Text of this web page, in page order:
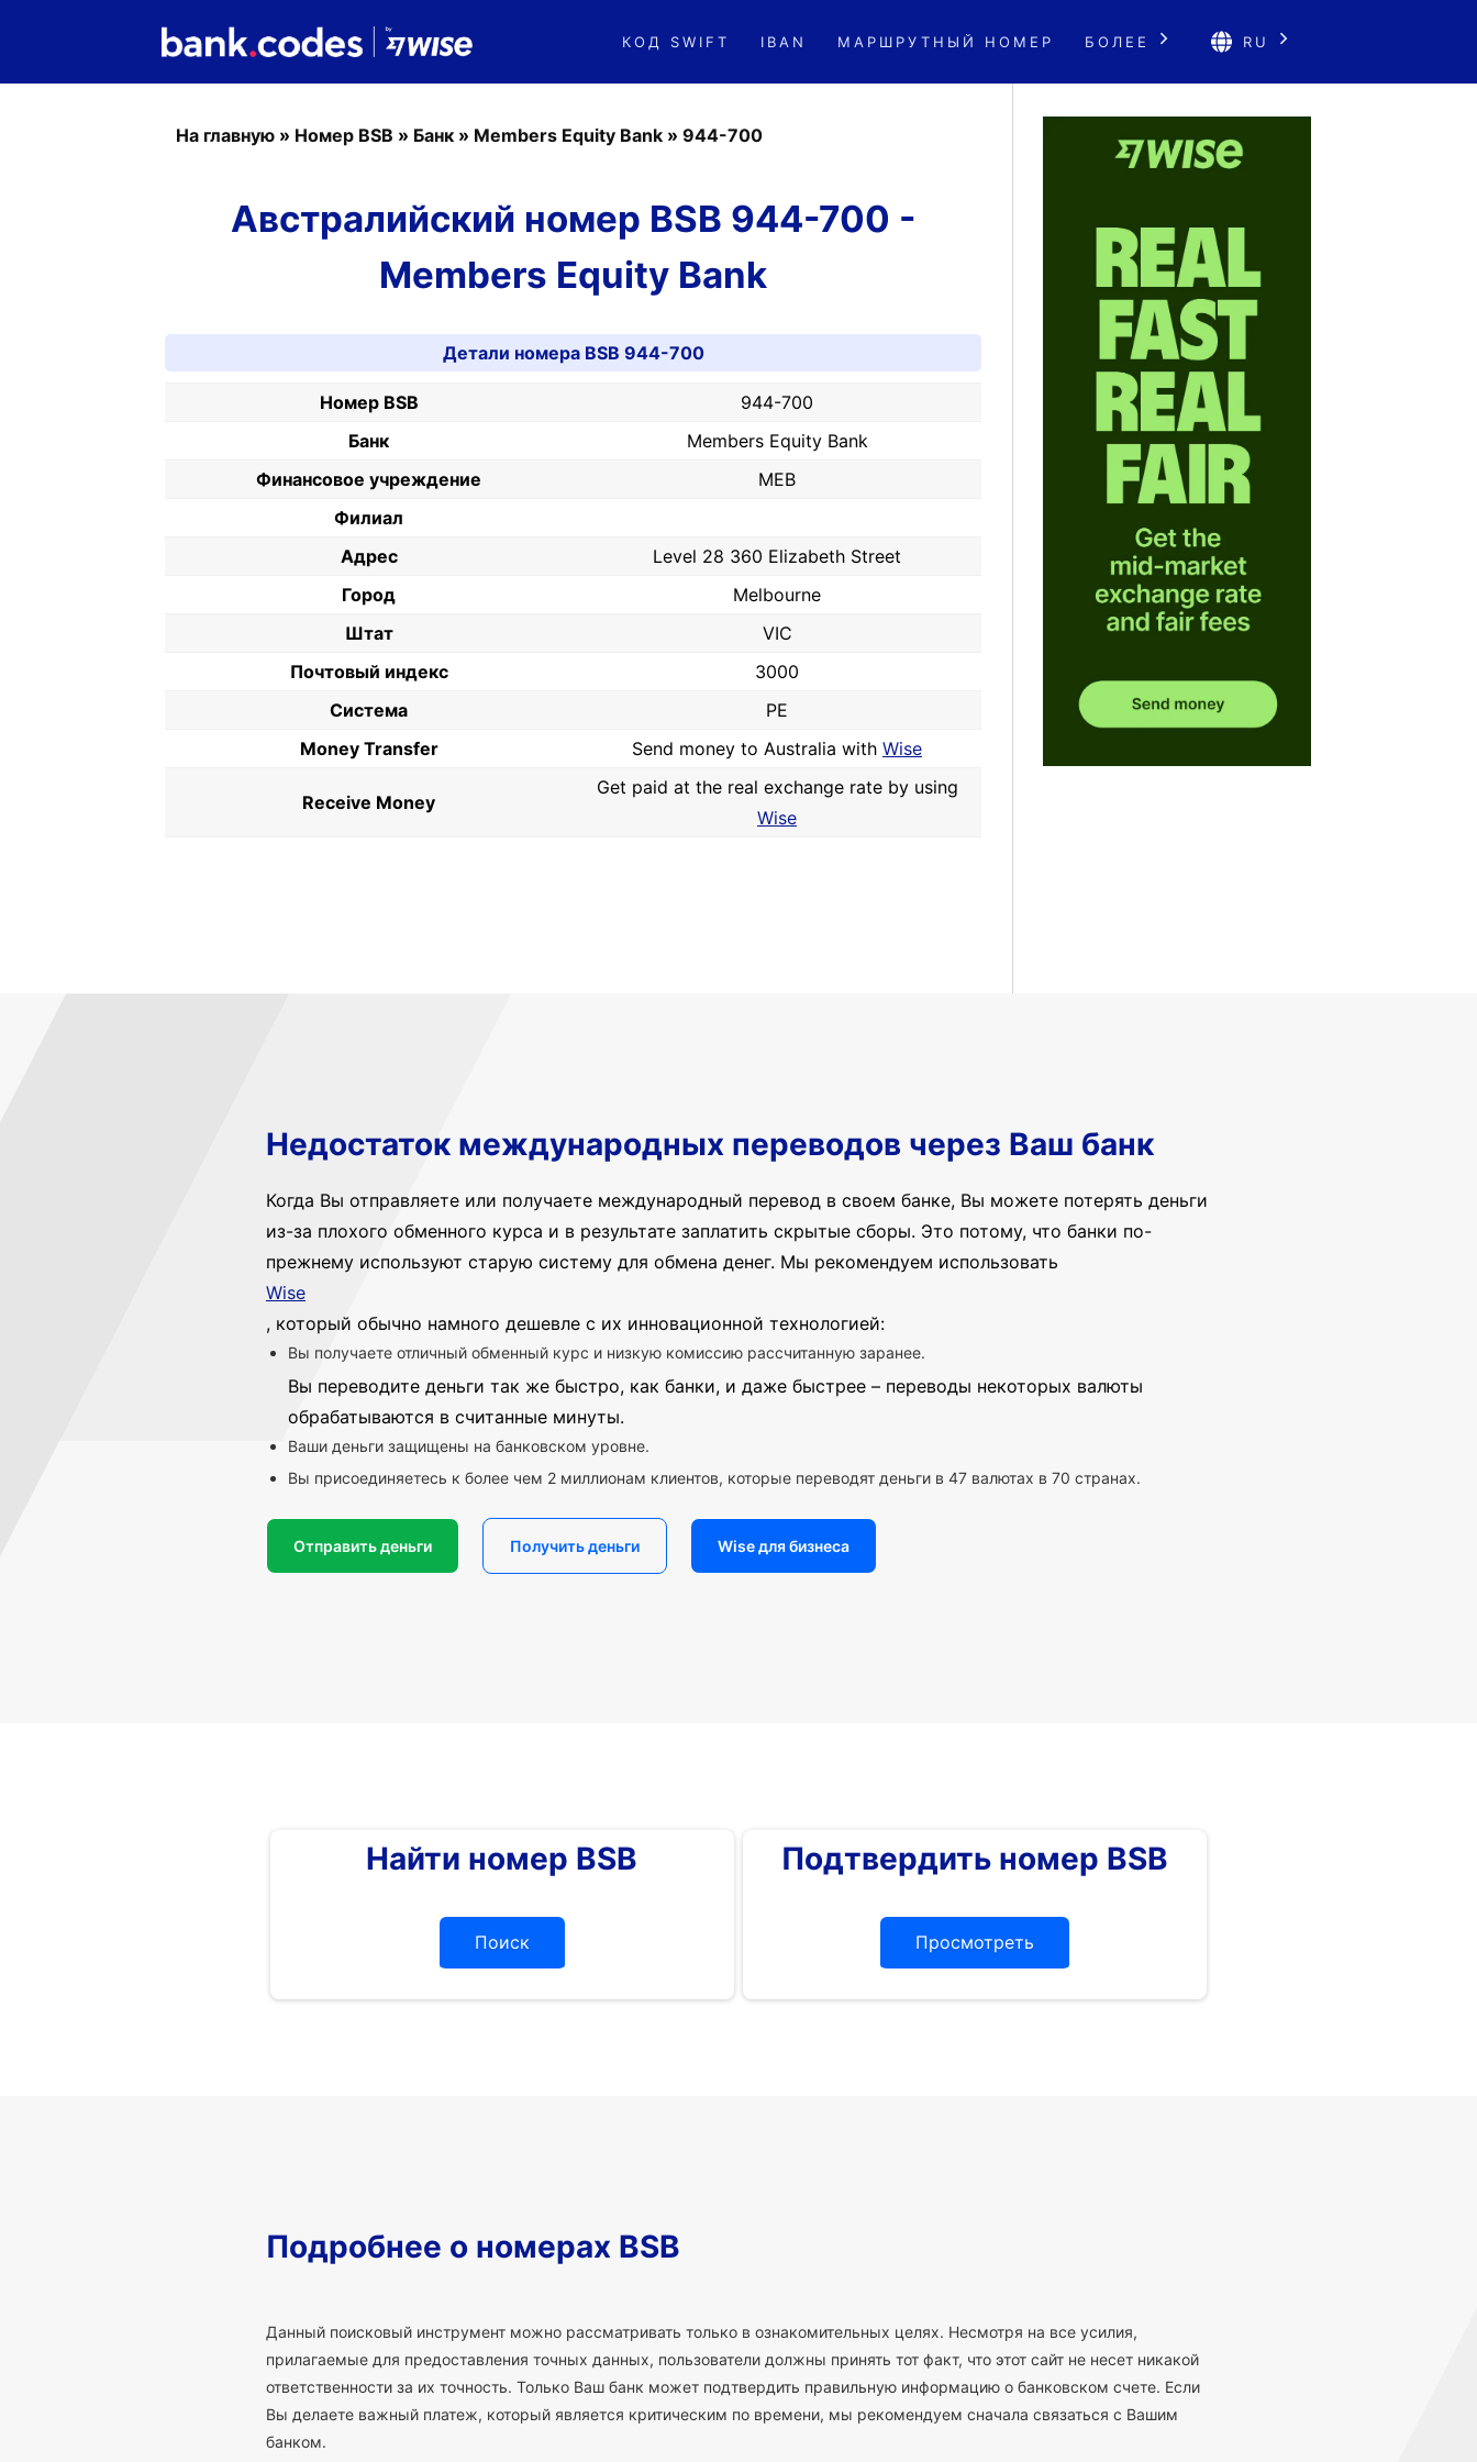
КОД SWIFT IBAN МАРШРУТНЫЙ НОМЕР БОЛЕЕ RU
На главную » Номер BSB » Банк » Members Equity Bank » 944-700
Австралийский номер BSB 944-700 -
Members Equity Bank
Детали номера BSB 944-700
Номер BSB
944-700
Банк
Members Equity Bank
Финансовое учреждение
MEB
Филиал
Адрес
Level 28 360 Elizabeth Street
Город
Melbourne
Штат
VIC
Почтовый индекс
3000
Система
PE
Money Transfer
Send money to Australia with Wise
Receive Money
Get paid at the real exchange rate by using
Wise
Недостаток международных переводов через Ваш банк
Когда Вы отправляете или получаете международный перевод в своем банке, Вы можете потерять деньги
из-за плохого обменного курса и в результате заплатить скрытые сборы. Это потому, что банки по-
прежнему используют старую систему для обмена денег. Мы рекомендуем использовать
Wise
, который обычно намного дешевле с их инновационной технологией:
Вы получаете отличный обменный курс и низкую комиссию рассчитанную заранее.
Вы переводите деньги так же быстро, как банки, и даже быстрее – переводы некоторых валюты
обрабатываются в считанные минуты.
Ваши деньги защищены на банковском уровне.
Вы присоединяетесь к более чем 2 миллионам клиентов, которые переводят деньги в 47 валютах в 70 странах.
Отправить деньги Получить деньги Wise для бизнеса
Найти номер BSB
Поиск
Подтвердить номер BSB
Просмотреть
Подробнее о номерах BSB
Данный поисковый инструмент можно рассматривать только в ознакомительных целях. Несмотря на все усилия,
прилагаемые для предоставления точных данных, пользователи должны принять тот факт, что этот сайт не несет никакой
ответственности за их точность. Только Ваш банк может подтвердить правильную информацию о банковском счете. Если
Вы делаете важный платеж, который является критическим по времени, мы рекомендуем сначала связаться с Вашим
банком.